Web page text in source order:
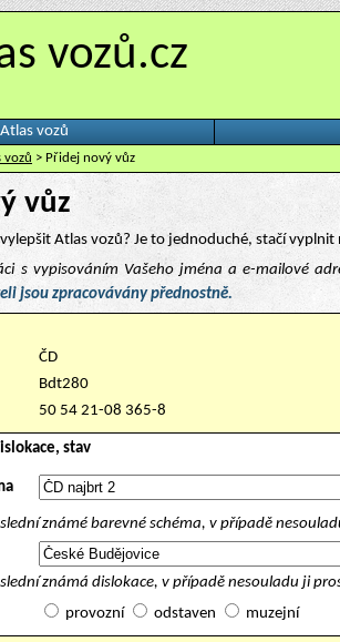
vozů.cz
Atlas vozů
vozů > Přidej nový vůz
vůz
Atlas vozů? Je to jednoduché, stačí
s vypisováním Vašeho jména a e-mailové
jsou zpracovávány přednostně.
ČD
Bdt280
50 54 21-08 365-8
stav
známé barevné schéma, v případě
známá dislokace, v případě nesouladu ji
provozní odstaven muzejní